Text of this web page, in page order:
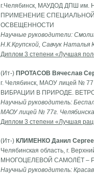
г.Челябинск, МАУДОД ДПШ им.
ПРИМЕНЕНИЕ
ОСВЕЩЕННОСТИ
Научные руководители:
Н.К.Крупской, Савчук
Диплом 3 степени «Лучшая
(Ит-) ПРОТАСОВ Вячеслав
г. Челябинск, МАОУ лицей №
ВИБРАЦИИ В ПРИРОДЕ.
Научный руководитель:
МАОУ лицей № 77г. Челябинска
Диплом 3 степени «Лучшая
(Ит-) КЛИМЕНКО Данил
Челябинская область, г.
МНОГОЦЕЛЕВОЙ САМОЛЁТ –
Научный руководитель: